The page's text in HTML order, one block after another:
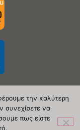
την καλύτερη
συνεχίσετε να
πως είστε